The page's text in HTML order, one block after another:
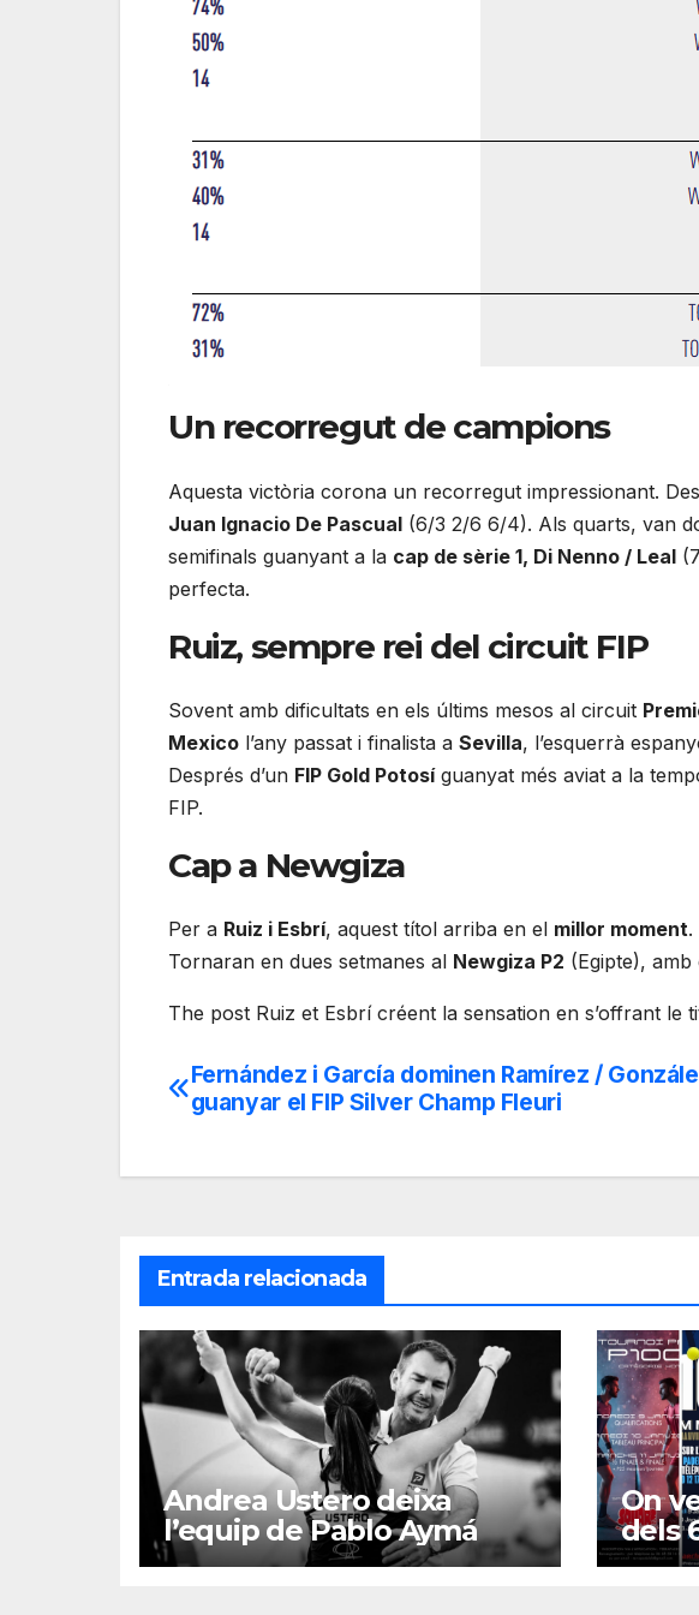
Un recorregut de campions
Aquesta victòria corona un recorregut impressionant.
Juan Ignacio De Pascual (6/3 2/6 6/4). Als quarts, van
semifinals guanyant a la cap de sèrie 1, Di Nenno / Leal
perfecta.
Ruiz, sempre rei del circuit FIP
Sovent amb dificultats en els últims mesos al circuit
Mexico l’any passat i finalista a Sevilla, l’esquerrà
Després d’un FIP Gold Potosíguanyat més aviat a la
FIP.
Cap a Newgiza
Per a Ruiz i Esbrí, aquest títol arriba en el millor moment.
Tornaran en dues setmanes al Newgiza P2 (Egipte),
The post Ruiz et Esbrí créent la sensation en s’offrant
Navegación
entradas
Fernández i García dominen Ramírez /
guanyar el FIP Silver Champ Fleuri
Entrada relacionada
Andrea Ustero deixa
l’equip de Pablo Aymá
On
dels